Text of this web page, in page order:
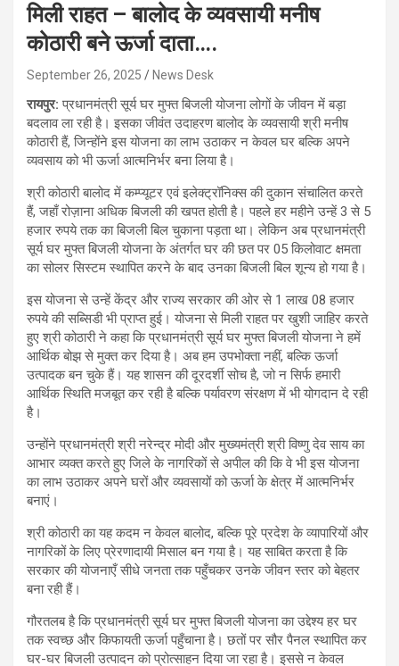
मिली राहत – बालोद के व्यवसायी मनीष
कोठारी बने ऊर्जा दाता….
September 26, 2025 News Desk
रायपुर:प्रधानमंत्री सूर्य घर मुफ्त बिजली योजना लोगों के जीवन में बड़ा
बदलाव ला रही है। इसका जीवंत उदाहरण बालोद के व्यवसायी श्री मनीष
कोठारी हैं, जिन्होंने इस योजना का लाभ उठाकर न केवल घर बल्कि अपने
व्यवसाय को भी ऊर्जा आत्मनिर्भर बना लिया है।
श्री कोठारी बालोद में कम्प्यूटर एवं इलेक्ट्रॉनिक्स की दुकान संचालित करते
हैं, जहाँ रोज़ाना अधिक बिजली की खपत होती है। पहले हर महीने उन्हें 3 से 5
हजार रुपये तक का बिजली बिल चुकाना पड़ता था। लेकिन अब प्रधानमंत्री
सूर्य घर मुफ्त बिजली योजना के अंतर्गत घर की छत पर 05 किलोवाट क्षमता
का सोलर सिस्टम स्थापित करने के बाद उनका बिजली बिल शून्य हो गया है।
इस योजना से उन्हें केंद्र और राज्य सरकार की ओर से 1 लाख 08 हजार
रुपये की सब्सिडी भी प्राप्त हुई। योजना से मिली राहत पर खुशी जाहिर करते
हुए श्री कोठारी ने कहा कि प्रधानमंत्री सूर्य घर मुफ्त बिजली योजना ने हमें
आर्थिक बोझ से मुक्त कर दिया है। अब हम उपभोक्ता नहीं, बल्कि ऊर्जा
उत्पादक बन चुके हैं। यह शासन की दूरदर्शी सोच है, जो न सिर्फ हमारी
आर्थिक स्थिति मजबूत कर रही है बल्कि पर्यावरण संरक्षण में भी योगदान दे रही
है।
उन्होंने प्रधानमंत्री श्री नरेन्द्र मोदी और मुख्यमंत्री श्री विष्णु देव साय का
आभार व्यक्त करते हुए जिले के नागरिकों से अपील की कि वे भी इस योजना
का लाभ उठाकर अपने घरों और व्यवसायों को ऊर्जा के क्षेत्र में आत्मनिर्भर
बनाएं।
श्री कोठारी का यह कदम न केवल बालोद, बल्कि पूरे प्रदेश के व्यापारियों और
नागरिकों के लिए प्रेरणादायी मिसाल बन गया है। यह साबित करता है कि
सरकार की योजनाएँ सीधे जनता तक पहुँचकर उनके जीवन स्तर को बेहतर
बना रही हैं।
गौरतलब है कि प्रधानमंत्री सूर्य घर मुफ्त बिजली योजना का उद्देश्य हर घर
तक स्वच्छ और किफायती ऊर्जा पहुँचाना है। छतों पर सौर पैनल स्थापित कर
घर-घर बिजली उत्पादन को प्रोत्साहन दिया जा रहा है। इससे न केवल